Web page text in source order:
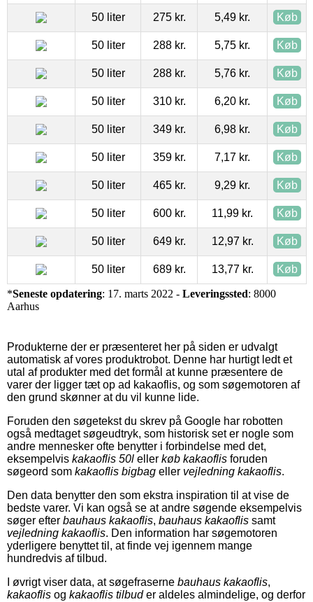
50 liter 275 kr. 5,49 kr. Køb
50 liter 288 kr. 5,75 kr. Køb
50 liter 288 kr. 5,76 kr. Køb
50 liter 310 kr. 6,20 kr. Køb
50 liter 349 kr. 6,98 kr. Køb
50 liter 359 kr. 7,17 kr. Køb
50 liter 465 kr. 9,29 kr. Køb
50 liter 600 kr. 11,99 kr. Køb
50 liter 649 kr. 12,97 kr. Køb
50 liter 689 kr. 13,77 kr. Køb
*Seneste opdatering: 17. marts 2022 - Leveringssted: 8000
Aarhus
Produkterne der er præsenteret her på siden er udvalgt
automatisk af vores produktrobot. Denne har hurtigt ledt et
utal af produkter med det formål at kunne præsentere de
varer der ligger tæt op ad kakaoflis, og som søgemotoren af
den grund skønner at du vil kunne lide.
Foruden den søgetekst du skrev på Google har robotten
også medtaget søgeudtryk, som historisk set er nogle som
andre mennesker ofte benytter i forbindelse med det,
eksempelvis kakaoflis 50l eller køb kakaoflis foruden
søgeord som kakaoflis bigbag eller vejledning kakaoflis.
Den data benytter den som ekstra inspiration til at vise de
bedste varer. Vi kan også se at andre søgende eksempelvis
søger efter bauhaus kakaoflis, bauhaus kakaoflis samt
vejledning kakaoflis. Den information har søgemotoren
yderligere benyttet til, at finde vej igennem mange
hundredvis af tilbud.
I øvrigt viser data, at søgefraserne bauhaus kakaoflis,
kakaoflis og kakaoflis tilbuder aldeles almindelige, og derfor